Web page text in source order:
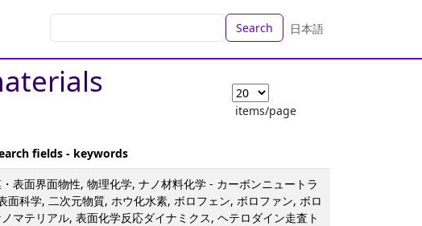
Search 日本語
items/page
fields - keywords
表面界面物性, 物理化学, ナノ材料化学 - カーボンニュートラ
面科学, 二次元物質, ホウ化水素, ボロフェン, ボロファン, ボロ
ノマテリアル, 表面化学反応ダイナミクス, ヘテロダイン走査ト